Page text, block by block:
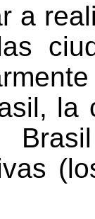
a
la